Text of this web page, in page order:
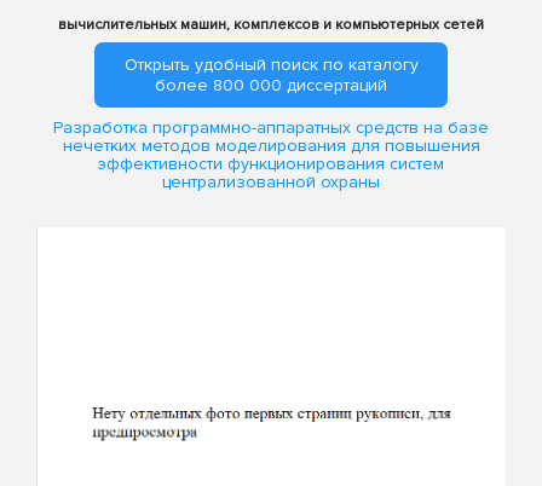
вычислительных машин, комплексов и компьютерных сетей
Открыть удобный поиск по каталогу
более 800 000 диссертаций
Разработка программно-аппаратных средств на базе
нечетких методов моделирования для повышения
эффективности функционирования систем
централизованной охраны